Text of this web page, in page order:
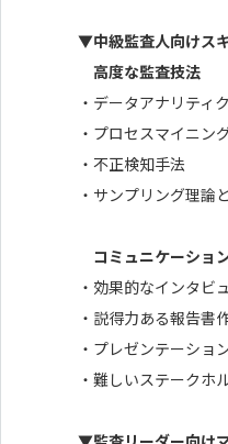
▼中級監査人向けス
高度な監査技法
・データアナリティ
・プロセスマイニン
・不正検知手法
・サンプリング理論
コミュニケーショ
・効果的なインタビ
・説得力ある報告書
・プレゼンテーショ
・難しいステークホ